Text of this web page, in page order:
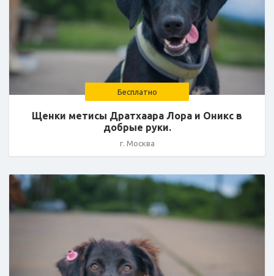
Бесплатно
Щенки метисы Дратхаара Лора и Оникс в
добрые руки.
г. Москва